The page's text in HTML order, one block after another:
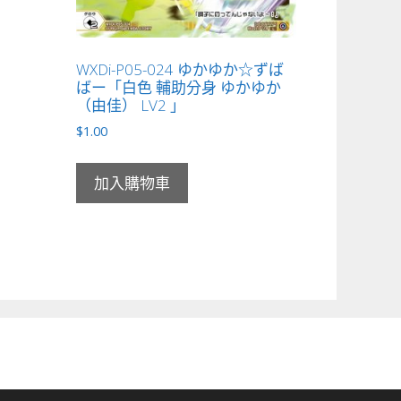
WXDi-P05-024 ゆかゆか☆ずば
ばー「白色 輔助分身 ゆかゆか
（由佳） LV2 」
$1.00
加入購物車